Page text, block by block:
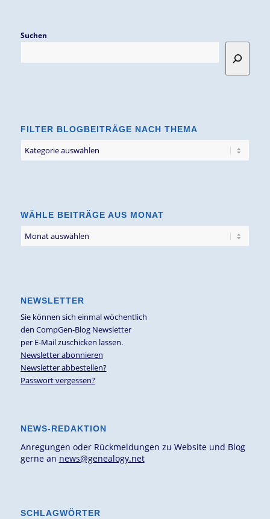
Suchen
FILTER BLOGBEITRÄGE NACH THEMA
Blogbeiträge
WÄHLE BEITRÄGE AUS MONAT
NEWSLETTER
Sie können sich einmal wöchentlich
den CompGen-Blog Newsletter
per E-Mail zuschicken lassen.
Newsletter abonnieren
Newsletter abbestellen?
Passwort vergessen?
NEWS-REDAKTION
Anregungen oder Rückmeldungen zu Website und Blog
gerne an news@genealogy.net
SCHLAGWÖRTER